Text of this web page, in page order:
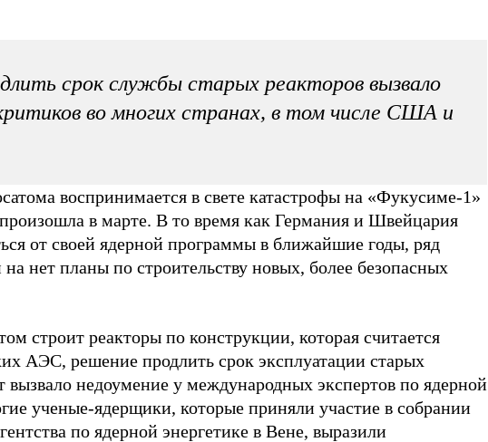
срок службы старых реакторов вызвало
во многих странах, в том числе США и
воспринимается в свете катастрофы на «Фукусиме-1»
в марте. В то время как Германия и Швейцария
от своей ядерной программы в ближайшие годы, ряд
на нет планы по строительству новых, более безопасных
строит реакторы по конструкции, которая считается
АЭС, решение продлить срок эксплуатации старых
вызвало недоумение у международных экспертов по ядерной
ученые-ядерщики, которые приняли участие в собрании
по ядерной энергетике в Вене, выразили